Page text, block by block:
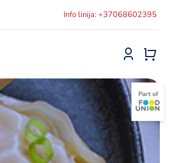
Info linija: +37068602395